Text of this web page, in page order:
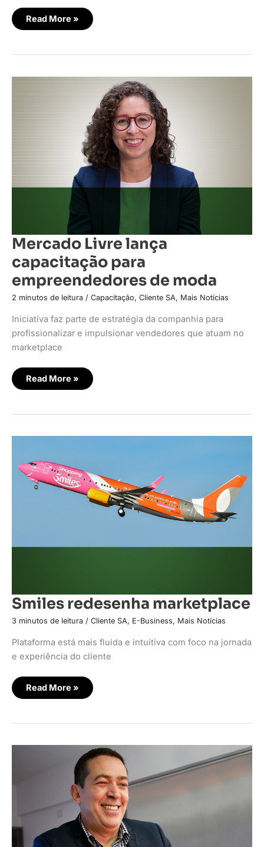
Read More »
Mercado Livre lança
capacitação para
empreendedores de moda
2 minutos de leitura / Capacitação, Cliente SA, Mais Notícias
Iniciativa faz parte de estratégia da companhia para
profissionalizar e impulsionar vendedores que atuam no
marketplace
Mercado
empreendedores
Read More »
Smiles redesenha marketplace
3 minutos de leitura / Cliente SA, E-Business, Mais Notícias
Plataforma está mais fluida e intuitiva com foco na jornada
e experiência do cliente
Read More »
Magis5
universidade
commerce
marketplaces